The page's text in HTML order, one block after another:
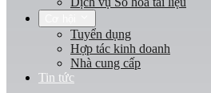
Tuyển dụng
Hợp tác kinh doanh
Nhà cung cấp
Tin tức